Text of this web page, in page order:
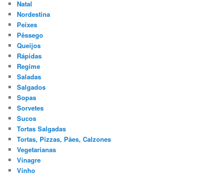
Natal
Nordestina
Peixes
Pêssego
Queijos
Rápidas
Regime
Saladas
Salgados
Sopas
Sorvetes
Sucos
Tortas Salgadas
Tortas, Pizzas, Pães, Calzones
Vegetarianas
Vinagre
Vinho